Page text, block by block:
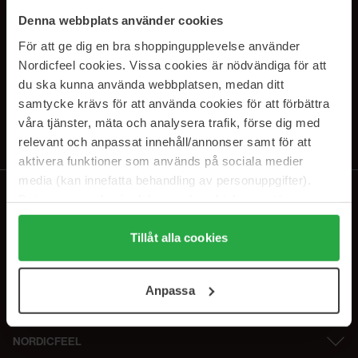
Denna webbplats använder cookies
För att ge dig en bra shoppingupplevelse använder
Nordicfeel cookies. Vissa cookies är nödvändiga för att
du ska kunna använda webbplatsen, medan ditt
samtycke krävs för att använda cookies för att förbättra
våra tjänster, mäta och analysera trafik, förse dig med
relevant och anpassat innehåll/annonser samt för att
aktivera funktioner som används på sociala medier
media (kan innefatta behandling av personuppgifter).
Genom att trycka på "Tillåt alla cookies" accepterar du
alla cookies, medan du under "Detaljer" kan anpassa
användningen av cookies. Du kan när som helst återkalla
samt vår Integritetspolicy.
Tillåt alla cookies
Anpassa
PRENUMERERA PÅ VÅRA
NYHETSBREV
E-postadress
Genom att prenumerera accepterar du vårIntegritetspolicy.
NORDICFEEL